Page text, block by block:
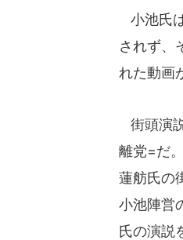
小池氏
されず、
れた動画
街頭演
離党=だ
蓮舫氏の
小池陣営
氏の演説